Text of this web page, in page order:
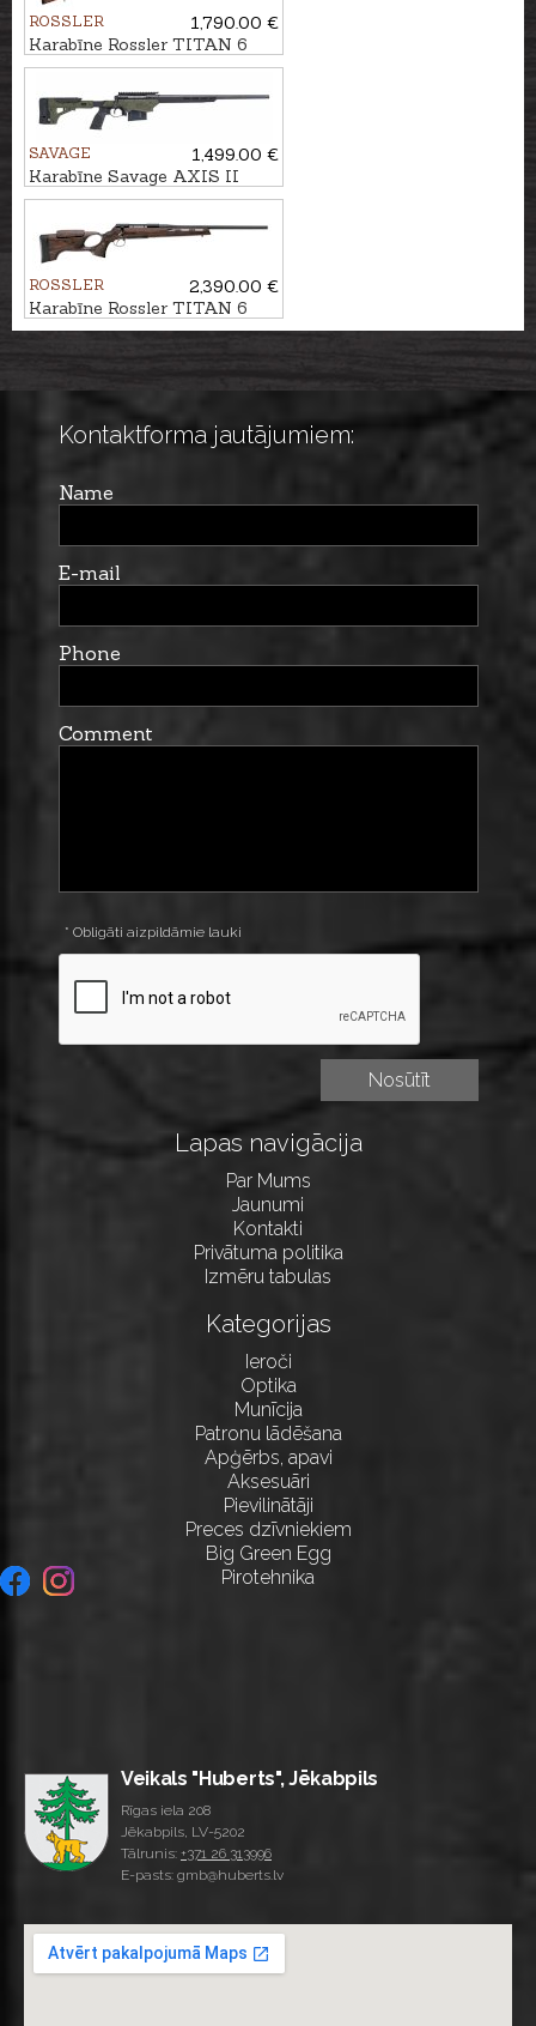
ROSSLER
1,790.00 €
Karabīne Rossler TITAN 6
Luxury kal. .308Win. M15x1
SAVAGE
1,499.00 €
Karabīne Savage AXIS II
Precision kal. 6,5 Creedmoor
ROSSLER
2,390.00 €
Karabīne Rossler TITAN 6
Hunter kal. 6,5 Creedmoor
Kontaktforma jautājumiem:
Name
E-mail
Phone
Comment
* Obligāti aizpildāmie lauki
Lapas navigācija
Par Mums
Jaunumi
Kontakti
Privātuma politika
Izmēru tabulas
Kategorijas
Ieroči
Optika
Munīcija
Patronu lādēšana
Apģērbs, apavi
Aksesuāri
Pievilinātāji
Preces dzīvniekiem
Big Green Egg
Pirotehnika
Veikals "Huberts", Jēkabpils
Rīgas iela 208
Jēkabpils, LV-5202
Tālrunis: +371 26 313996
E-pasts: gmb@huberts.lv